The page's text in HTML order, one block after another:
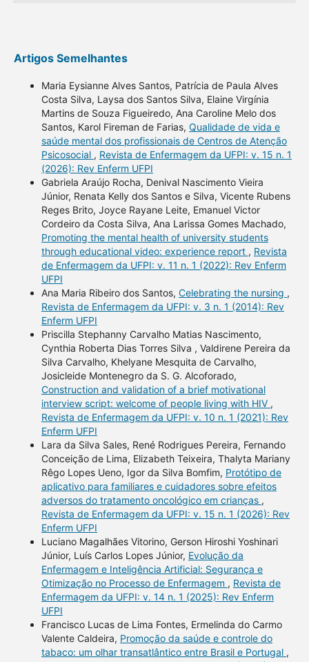
Artigos Semelhantes
Maria Eysianne Alves Santos, Patrícia de Paula Alves
Costa Silva, Laysa dos Santos Silva, Elaine Virgínia
Martins de Souza Figueiredo, Ana Caroline Melo dos
Santos, Karol Fireman de Farias, Qualidade de vida e
saúde mental dos profissionais de Centros de Atenção
Psicosocial , Revista de Enfermagem da UFPI: v. 15 n. 1
(2026): Rev Enferm UFPI
Gabriela Araújo Rocha, Denival Nascimento Vieira
Júnior, Renata Kelly dos Santos e Silva, Vicente Rubens
Reges Brito, Joyce Rayane Leite, Emanuel Victor
Cordeiro da Costa Silva, Ana Larissa Gomes Machado,
Promoting the mental health of university students
through educational video: experience report , Revista
de Enfermagem da UFPI: v. 11 n. 1 (2022): Rev Enferm
UFPI
Ana Maria Ribeiro dos Santos, Celebrating the nursing ,
Revista de Enfermagem da UFPI: v. 3 n. 1 (2014): Rev
Enferm UFPI
Priscilla Stephanny Carvalho Matias Nascimento,
Cynthia Roberta Dias Torres Silva , Valdirene Pereira da
Silva Carvalho, Khelyane Mesquita de Carvalho,
Josicleide Montenegro da S. G. Alcoforado,
Construction and validation of a brief motivational
interview script: welcome of people living with HIV ,
Revista de Enfermagem da UFPI: v. 10 n. 1 (2021): Rev
Enferm UFPI
Lara da Silva Sales, René Rodrigues Pereira, Fernando
Conceição de Lima, Elizabeth Teixeira, Thalyta Mariany
Rêgo Lopes Ueno, Igor da Silva Bomfim, Protótipo de
aplicativo para familiares e cuidadores sobre efeitos
adversos do tratamento oncológico em crianças ,
Revista de Enfermagem da UFPI: v. 15 n. 1 (2026): Rev
Enferm UFPI
Luciano Magalhães Vitorino, Gerson Hiroshi Yoshinari
Júnior, Luís Carlos Lopes Júnior, Evolução da
Enfermagem e Inteligência Artificial: Segurança e
Otimização no Processo de Enfermagem , Revista de
Enfermagem da UFPI: v. 14 n. 1 (2025): Rev Enferm
UFPI
Francisco Lucas de Lima Fontes, Ermelinda do Carmo
Valente Caldeira, Promoção da saúde e controle do
tabaco: um olhar transatlântico entre Brasil e Portugal ,